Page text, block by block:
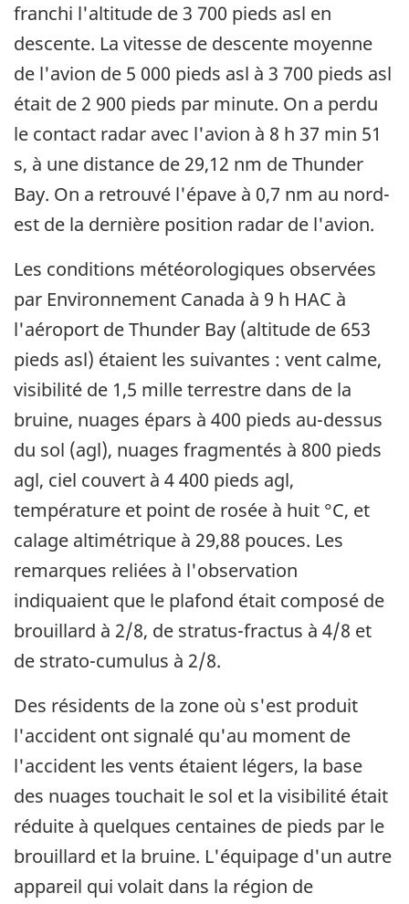
franchi l'altitude de 3 700 pieds asl en
descente. La vitesse de descente moyenne
de l'avion de 5 000 pieds asl à 3 700 pieds asl
était de 2 900 pieds par minute. On a perdu
le contact radar avec l'avion à 8 h 37 min 51
s, à une distance de 29,12 nm de Thunder
Bay. On a retrouvé l'épave à 0,7 nm au nord-
est de la dernière position radar de l'avion.
Les conditions météorologiques observées
par Environnement Canada à 9 h HAC à
l'aéroport de Thunder Bay (altitude de 653
pieds asl) étaient les suivantes : vent calme,
visibilité de 1,5 mille terrestre dans de la
bruine, nuages épars à 400 pieds au-dessus
du sol (agl), nuages fragmentés à 800 pieds
agl, ciel couvert à 4 400 pieds agl,
température et point de rosée à huit °C, et
calage altimétrique à 29,88 pouces. Les
remarques reliées à l'observation
indiquaient que le plafond était composé de
brouillard à 2/8, de stratus-fractus à 4/8 et
de strato-cumulus à 2/8.
Des résidents de la zone où s'est produit
l'accident ont signalé qu'au moment de
l'accident les vents étaient légers, la base
des nuages touchait le sol et la visibilité était
réduite à quelques centaines de pieds par le
brouillard et la bruine. L'équipage d'un autre
appareil qui volait dans la région de